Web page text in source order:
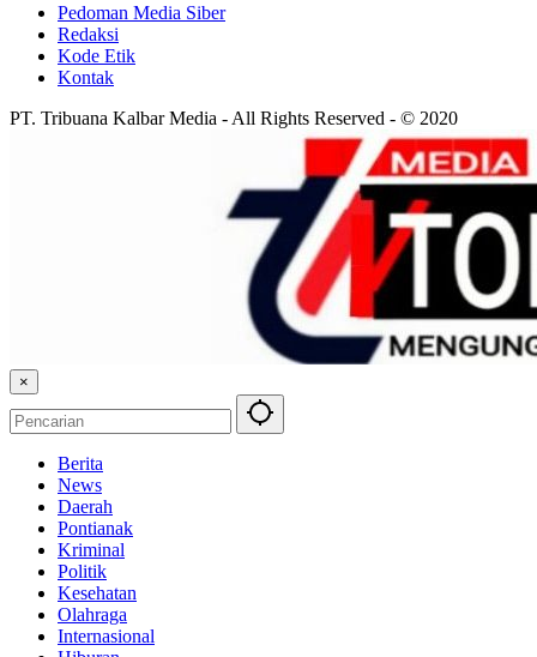
Pedoman Media Siber
Redaksi
Kode Etik
Kontak
PT. Tribuana Kalbar Media - All Rights Reserved - © 2020
×
Berita
News
Daerah
Pontianak
Kriminal
Politik
Kesehatan
Olahraga
Internasional